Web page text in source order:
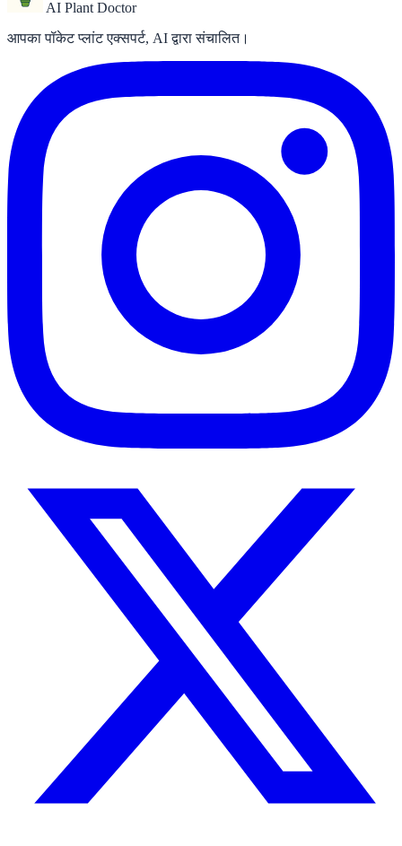
AI Plant Doctor
आपका पॉकेट प्लांट एक्सपर्ट, AI द्वारा संचालित।